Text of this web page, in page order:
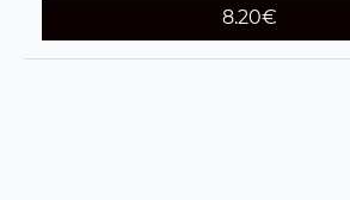
8.20€